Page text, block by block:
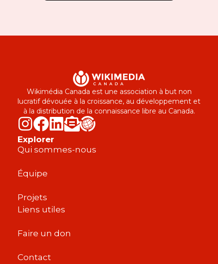
Wikimédia Canada est une association à but non
lucratif dévouée à la croissance, au développement et
à la distribution de la connaissance libre au Canada.
Explorer
Qui sommes-nous
Équipe
Projets
Liens utiles
Faire un don
Contact